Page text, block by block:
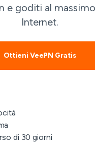
e goditi al
Internet.
Ottieni VeePN Gratis
di 30 giorni